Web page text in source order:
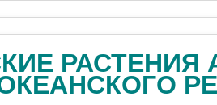
РАСТЕНИЯ